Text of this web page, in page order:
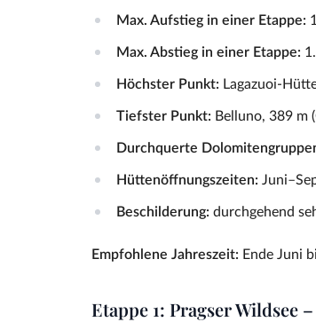
Max. Aufstieg in einer Etappe:
Max. Abstieg in einer Etappe:
Höchster Punkt:
Tiefster Punkt: Belluno, 389 m
Durchquerte
Hüttenöffnungszeiten:
Beschilderung: durchgehend
Empfohlene Jahreszeit: Ende Juni
Etappe 1: Pragser Wildsee